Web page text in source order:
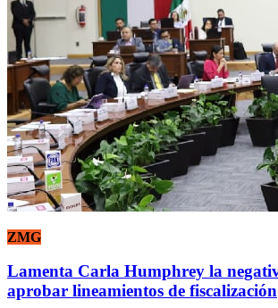
ZMG
Lamenta Carla Humphrey la
aprobar lineamientos de fiscalización